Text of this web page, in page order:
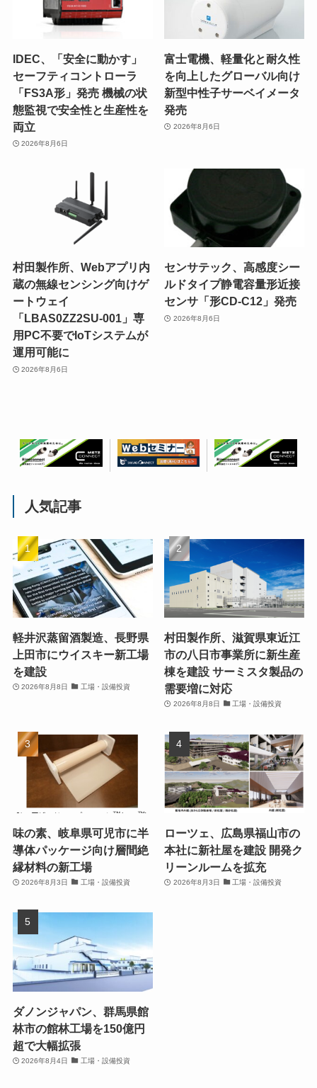
IDEC、「安全に動かす」
セーフティコントローラ
「FS3A形」発売 機械の状
態監視で安全性と生産性を
両立
2026年8月6日
富士電機、軽量化と耐久性
を向上したグローバル向け
新型中性子サーベイメータ
発売
2026年8月6日
村田製作所、Webアプリ内
蔵の無線センシング向けゲ
ートウェイ
「LBAS0ZZ2SU-001」専
用PC不要でIoTシステムが
運用可能に
2026年8月6日
センサテック、高感度シー
ルドタイプ静電容量形近接
センサ「形CD-C12」発売
2026年8月6日
人気記事
軽井沢蒸留酒製造、長野県
上田市にウイスキー新工場
を建設
2026年8月8日 工場・設備投資
村田製作所、滋賀県東近江
市の八日市事業所に新生産
棟を建設 サーミスタ製品の
需要増に対応
2026年8月8日 工場・設備投資
味の素、岐阜県可児市に半
導体パッケージ向け層間絶
縁材料の新工場
2026年8月3日 工場・設備投資
ローツェ、広島県福山市の
本社に新社屋を建設 開発ク
リーンルームを拡充
2026年8月3日 工場・設備投資
ダノンジャパン、群馬県館
林市の館林工場を150億円
超で大幅拡張
2026年8月4日 工場・設備投資